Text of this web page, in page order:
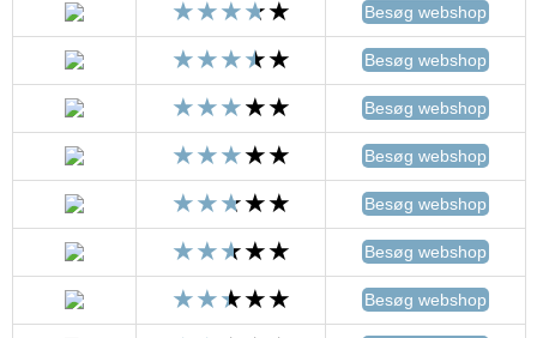
Besøg webshop
Besøg webshop
Besøg webshop
Besøg webshop
Besøg webshop
Besøg webshop
Besøg webshop